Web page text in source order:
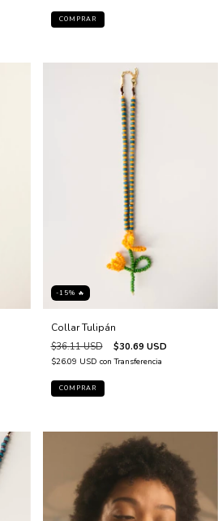
-15% 🔥
Collar Tulipán
$36.11 USD $30.69 USD
$26.09 USD con Transferencia